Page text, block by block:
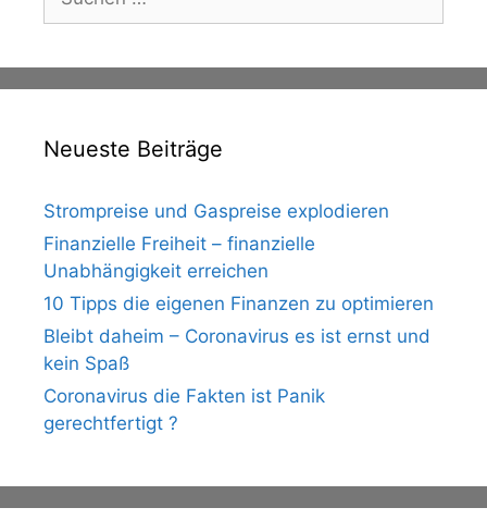
nach:
Neueste Beiträge
Strompreise und Gaspreise explodieren
Finanzielle Freiheit – finanzielle
Unabhängigkeit erreichen
10 Tipps die eigenen Finanzen zu optimieren
Bleibt daheim – Coronavirus es ist ernst und
kein Spaß
Coronavirus die Fakten ist Panik
gerechtfertigt ?